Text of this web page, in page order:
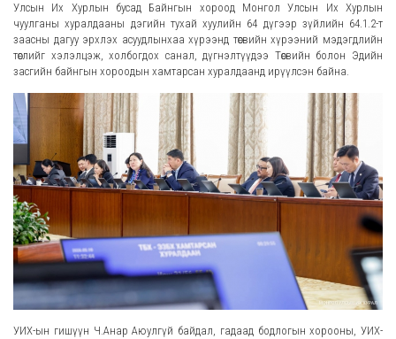
Улсын Их Хурлын бусад Байнгын хороод Монгол Улсын Их Хурлын
чуулганы хуралдааны дэгийн тухай хуулийн 64 дүгээр зүйлийн 64.1.2-т
заасны дагуу эрхлэх асуудлынхаа хүрээнд төсвийн хүрээний мэдэгдлийн
төслийг хэлэлцэж, холбогдох санал, дүгнэлтүүдээ Төсвийн болон Эдийн
засгийн байнгын хороодын хамтарсан хуралдаанд ирүүлсэн байна.
УИХ-ын гишүүн Ч.Анар Аюулгүй байдал, гадаад бодлогын хорооны, УИХ-